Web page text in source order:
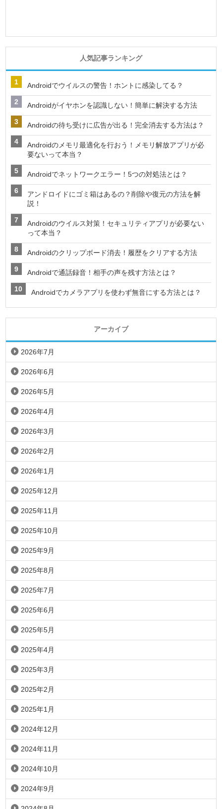
人気記事ランキング
Androidでウイルスの警告！ホントに感染してる？
Androidがイヤホンを認識しない！簡単に解決する方法
Androidの待ち受けに広告が出る！完全消去する方法は？
Androidのメモリ最適化を行おう！メモリ解放アプリが必
要ないって本当？
Androidでネットワークエラー！5つの対処法とは？
アンドロイドにゴミ箱はあるの？削除や復元の方法を解
説！
Androidのウイルス対策！セキュリティアプリが必要ない
って本当？
Androidのクリップボード消去！履歴をクリアする方法
Androidで通話録音！相手の声を残す方法とは？
Androidでカメラアプリを使わず無音にする方法とは？
アーカイブ
2026年7月
2026年6月
2026年5月
2026年4月
2026年3月
2026年2月
2026年1月
2025年12月
2025年11月
2025年10月
2025年9月
2025年8月
2025年7月
2025年6月
2025年5月
2025年4月
2025年3月
2025年2月
2025年1月
2024年12月
2024年11月
2024年10月
2024年9月